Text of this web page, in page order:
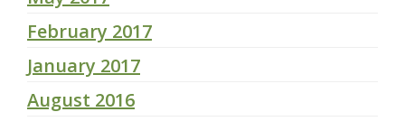
February 2017
January 2017
August 2016